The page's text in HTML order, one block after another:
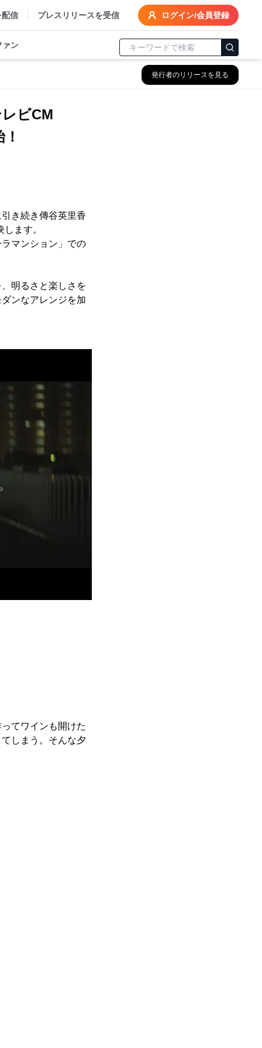
配信 プレスリリースを受信 ログイン/会員登録
ァン
発行者のリリースを見る
ビCM
き続き傳谷英里香
ます。
マンション」での
明るさと楽しさを
ンなアレンジを加
てワインも開けた
しまう。そんな夕